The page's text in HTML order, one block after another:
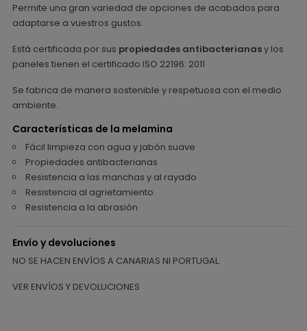
Permite una gran variedad de opciones de acabados para
adaptarse a vuestros gustos.
Está certificada por sus propiedades antibacterianasy los
paneles tienen el certificado ISO 22196: 2011
Se fabrica de manera sostenible y respetuosa con el medio
ambiente.
Características de la melamina
Fácil limpieza con agua y jabón suave
Propiedades antibacterianas
Resistencia a las manchas y al rayado
Resistencia al agrietamiento
Resistencia a la abrasión
Envío y devoluciones
NO SE HACEN ENVÍOS A CANARIAS NI PORTUGAL.
VER ENVÍOS Y DEVOLUCIONES